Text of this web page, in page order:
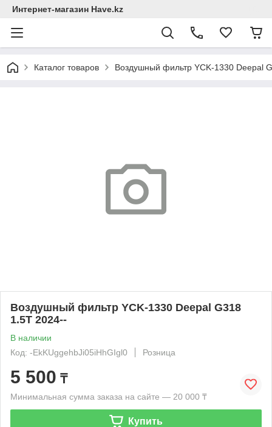
Интернет-магазин Have.kz
Каталог товаров Воздушный фильтр YCK-1330 Deepal
Воздушный фильтр YCK-1330 Deepal G318
1.5T 2024--
В наличии
Код: -EkKUggehbJi05iHhGIgl0
Розница
5 500 ₸
Минимальная сумма заказа на сайте — 20 000 ₸
Купить